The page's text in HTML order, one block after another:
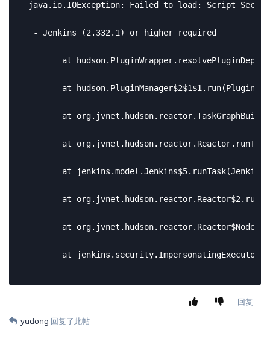
回复
yudong 回复了此帖